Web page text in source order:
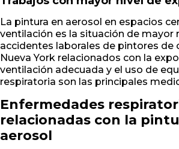
La pintura en aerosol en espacios
ventilación es la situación de mayor
accidentes laborales de pintores de
Nueva York relacionados con la
ventilación adecuada y el uso de
respiratoria son las principales
Enfermedades
relacionadas con la
aerosol